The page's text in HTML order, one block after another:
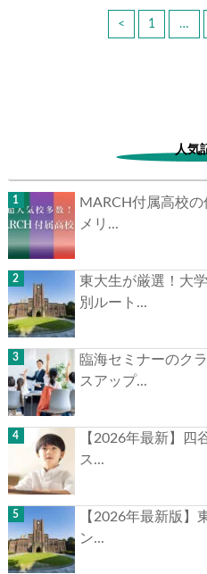
< 1 …
人気
MARCH付属高校の
メリ...
東大生が厳選！大
別ルート...
臨海セミナーのク
スアップ...
【2026年最新】四
ス...
【2026年最新版】
ン...